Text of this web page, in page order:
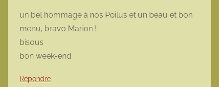
un bel hommage à nos Poilus et un beau et bon
menu, bravo Marion !
bisous
bon week-end
Répondre